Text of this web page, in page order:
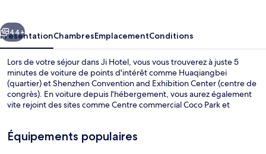
Suivant
44+
PrésentationChambresEmplacementConditions
Lors de votre séjour dans Ji Hotel, vous vous trouverez à juste 5
minutes de voiture de points d'intérêt comme Huaqiangbei
(quartier) et Shenzhen Convention and Exhibition Center (centre de
congrès). En voiture depuis l'hébergement, vous aurez également
vite rejoint des sites comme Centre commercial Coco Park et
Huaqiang South est à 5 min et Station Huaqiang Road, à 13 min.
Équipements populaires